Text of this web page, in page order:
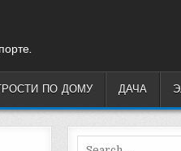
ПО ДОМУ ДАЧА